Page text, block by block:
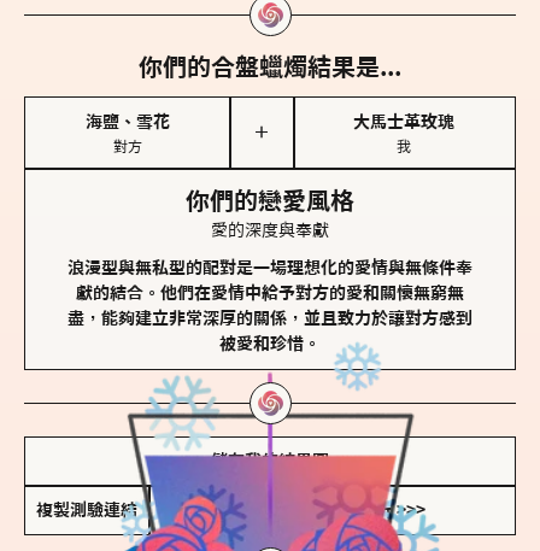
你們的合盤蠟燭結果是...
海鹽、雪花
對方
＋
大馬士革玫瑰
我
你們的戀愛風格
愛的深度與奉獻
浪漫型與無私型的配對是一場理想化的愛情與無條件奉
獻的結合。他們在愛情中給予對方的愛和關懷無窮無
盡，能夠建立非常深厚的關係，並且致力於讓對方感到
被愛和珍惜。
儲存我的結果圖
複製測驗連結 查看香氛類型全解析 >>>